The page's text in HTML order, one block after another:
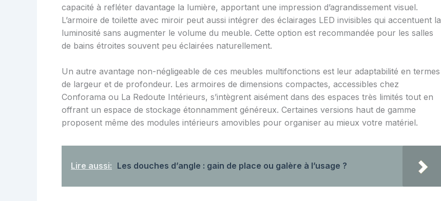
capacité à refléter davantage la lumière, apportant une impression d’agrandissement visuel.
L’armoire de toilette avec miroir peut aussi intégrer des éclairages LED invisibles qui accentuent la
luminosité sans augmenter le volume du meuble. Cette option est recommandée pour les salles
de bains étroites souvent peu éclairées naturellement.
Un autre avantage non-négligeable de ces meubles multifonctions est leur adaptabilité en termes
de largeur et de profondeur. Les armoires de dimensions compactes, accessibles chez
Conforama ou La Redoute Intérieurs, s’intègrent aisément dans des espaces très limités tout en
offrant un espace de stockage étonnamment généreux. Certaines versions haut de gamme
proposent même des modules intérieurs amovibles pour organiser au mieux votre matériel.
Lire aussi: Les douches d’angle : gain de place ou galère à l’usage ?